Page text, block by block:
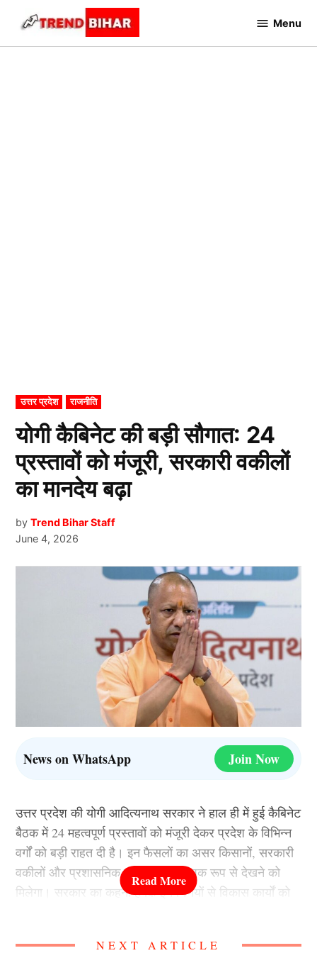
content
Bihar
Menu
POSTED
IN
उत्तर प्रदेश राजनीति
योगी कैबिनेट की बड़ी सौगात: 24
प्रस्तावों को मंजूरी, सरकारी वकीलों
का मानदेय बढ़ा
by Trend Bihar Staff
June 4, 2026
News on WhatsApp Join Now
उत्तर प्रदेश की योगी आदित्यनाथ सरकार ने हाल ही में हुई कैबिनेट
बैठक में 24 महत्वपूर्ण प्रस्तावों को मंजूरी देकर प्रदेश के विभिन्न
वर्गों को बड़ी राहत दी है। इन फैसलों का असर किसानों, सरकारी
वकीलों और प्रशासनिक व्यवस्था पर व्यापक रूप से देखने को
मिलेगा। सरकार का कहना है कि इन निर्णयों से विकास कार्यों को
NEXT ARTICLE